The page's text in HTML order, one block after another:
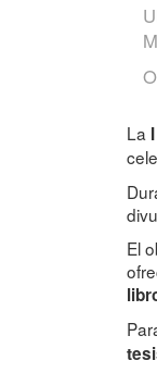
La
El